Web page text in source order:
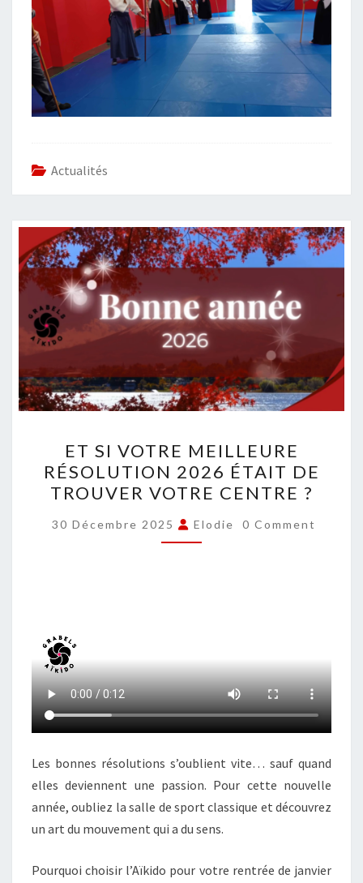
Actualités
SI
VOTRE
MEILLEURE
RÉSOLUTION
2026
?
ET SI VOTRE MEILLEURE
RÉSOLUTION 2026 ÉTAIT DE
TROUVER VOTRE CENTRE ?
30 Décembre 2025 Elodie COMMENTS
0 Comment
Les bonnes résolutions s’oublient vite… sauf quand
elles deviennent une passion. Pour cette nouvelle
année, oubliez la salle de sport classique et découvrez
un art du mouvement qui a du sens.
Pourquoi choisir l’Aïkido pour votre rentrée de janvier